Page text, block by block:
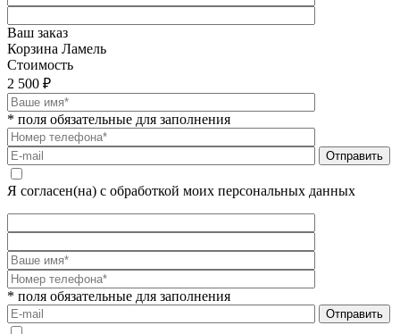
Ваш заказ
Корзина Ламель
Стоимость
2 500 ₽
* поля обязательные для заполнения
Я согласен(на) с обработкой моих персональных данных
* поля обязательные для заполнения